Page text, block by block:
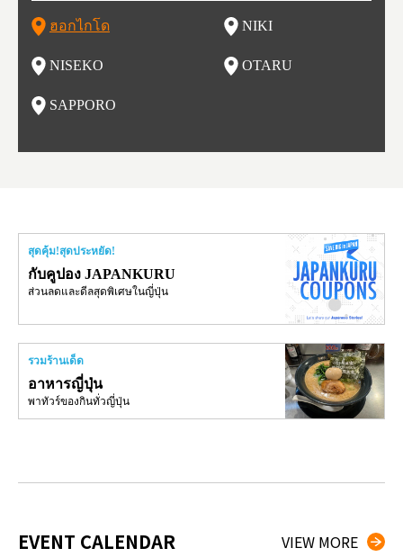
อาหารอร่อย และออนเซ็นวิวสวยอีกด้วย
ชิกว่า 100 ร้าน ให้เราได้เลือกชิมซูชิสดใหม่ ที่มีคนต่อแถวยาวบ
หนึ่งในงานเทศกาลที่ใหญ่ที่สุดของฮอกไกโด และยังขึ้นชื่อเรื่อง
เล
ฮอกไกโด NIKI
NISEKO OTARU
SAPPORO
สุดคุ้ม!สุดประหยัด!
กับคูปอง JAPANKURU
ส่วนลดและดีลสุดพิเศษในญี่ปุ่น
รวมร้านเด็ด
อาหารญี่ปุ่น
พาทัวร์ของกินทั่วญี่ปุ่น
EVENT CALENDAR VIEW MORE